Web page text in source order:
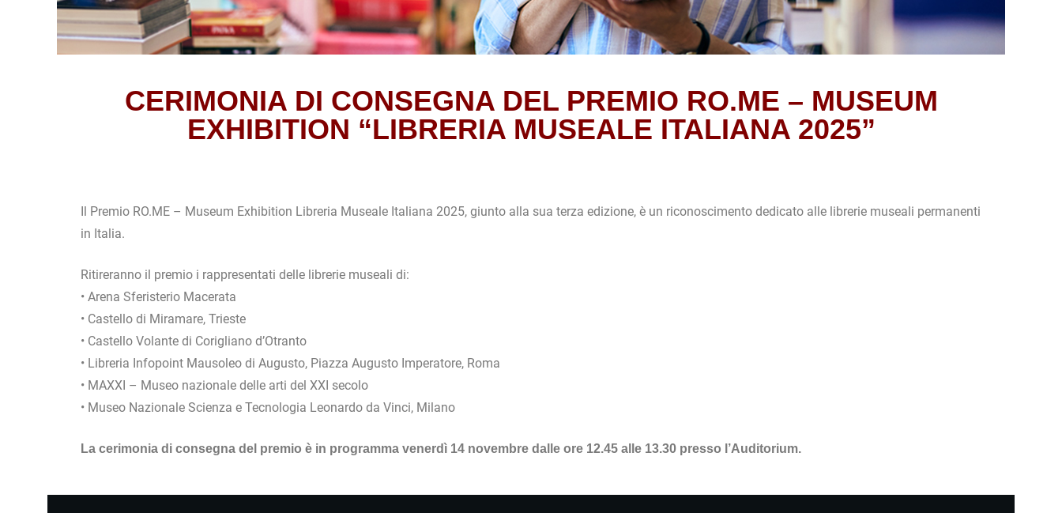
CERIMONIA DI CONSEGNA DEL PREMIO RO.ME – MUSEUM
EXHIBITION “LIBRERIA MUSEALE ITALIANA 2025”
Il Premio RO.ME – Museum Exhibition Libreria Museale Italiana 2025, giunto alla sua terza edizione, è un riconoscimento dedicato alle librerie museali permanenti
in Italia.
Ritireranno il premio i rappresentati delle librerie museali di:
• Arena Sferisterio Macerata
• Castello di Miramare, Trieste
• Castello Volante di Corigliano d’Otranto
• Libreria Infopoint Mausoleo di Augusto, Piazza Augusto Imperatore, Roma
• MAXXI – Museo nazionale delle arti del XXI secolo
• Museo Nazionale Scienza e Tecnologia Leonardo da Vinci, Milano
La cerimonia di consegna del premio è in programma venerdì 14 novembre dalle ore 12.45 alle 13.30 presso l’Auditorium.